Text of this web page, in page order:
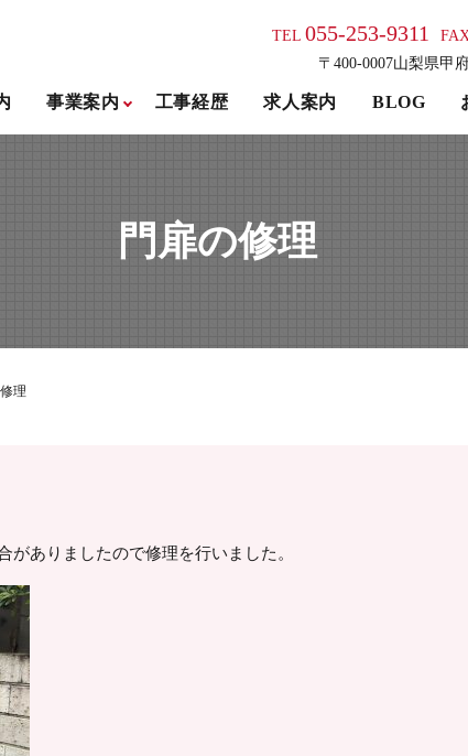
事業案内 工事経歴 求人案内 BLOG
TEL055-253-9311
〒400-0007山梨県甲
門扉の修理
理
ありましたので修理を行いました。